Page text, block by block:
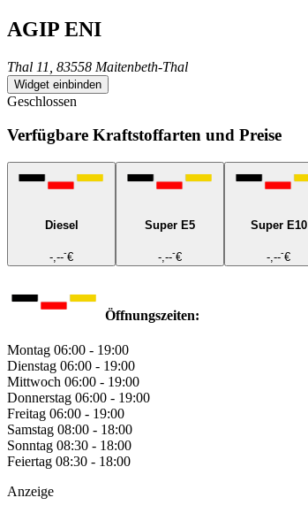
AGIP ENI
Thal 11, 83558 Maitenbeth-Thal
Widget einbinden
Geschlossen
Verfügbare Kraftstoffarten und Preise
Diesel
-,---€
Super E5
-,---€
Super E10
-,---€
Öffnungszeiten:
Montag 06:00 - 19:00
Dienstag 06:00 - 19:00
Mittwoch 06:00 - 19:00
Donnerstag 06:00 - 19:00
Freitag 06:00 - 19:00
Samstag 08:00 - 18:00
Sonntag 08:30 - 18:00
Feiertag 08:30 - 18:00
Anzeige